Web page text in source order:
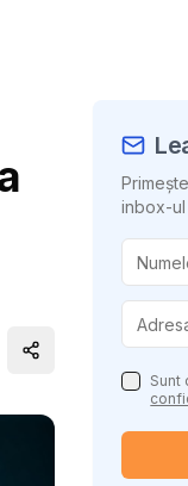
Distribuie conținutul
inbox-ul
Sunt